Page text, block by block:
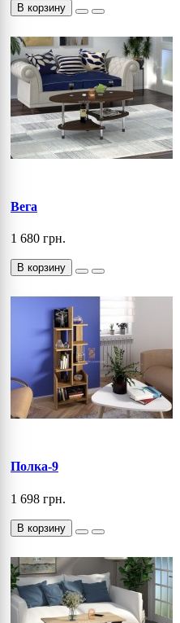
В корзину
Вега
1 680 грн.
В корзину
Полка-9
1 698 грн.
В корзину